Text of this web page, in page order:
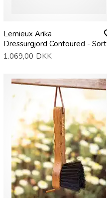
Lemieux Arika
Dressurgjord Contoured - Sort
1.069,00 DKK